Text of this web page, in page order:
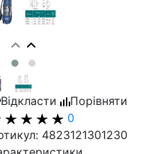
Відкласти
Порівняти
0
4823121301230